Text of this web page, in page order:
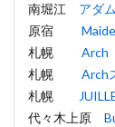
南堀江 アダ
原宿
札幌 Arch
札幌 Arch
札幌
代々木上原